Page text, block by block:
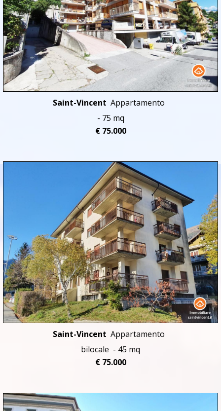
Saint-Vincent Appartamento
- 75 mq
€ 75.000
Saint-Vincent Appartamento
bilocale - 45 mq
€ 75.000